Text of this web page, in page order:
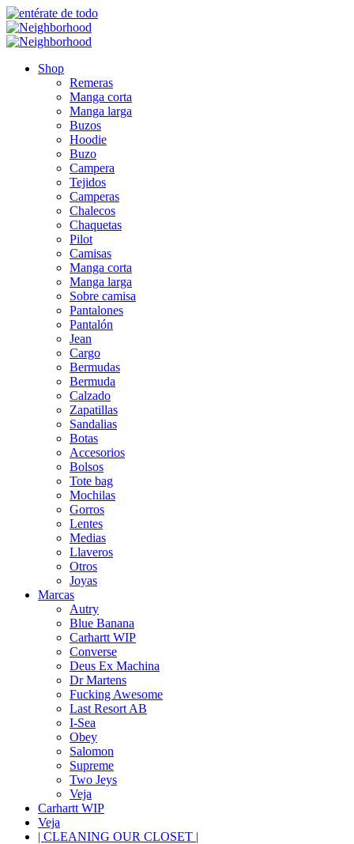
Shop
Remeras
Manga corta
Manga larga
Buzos
Hoodie
Buzo
Campera
Tejidos
Camperas
Chalecos
Chaquetas
Pilot
Camisas
Manga corta
Manga larga
Sobre camisa
Pantalones
Pantalón
Jean
Cargo
Bermudas
Bermuda
Calzado
Zapatillas
Sandalias
Botas
Accesorios
Bolsos
Tote bag
Mochilas
Gorros
Lentes
Medias
Llaveros
Otros
Joyas
Marcas
Autry
Blue Banana
Carhartt WIP
Converse
Deus Ex Machina
Dr Martens
Fucking Awesome
Last Resort AB
I-Sea
Obey
Salomon
Supreme
Two Jeys
Veja
Carhartt WIP
Veja
| CLEANING OUR CLOSET |